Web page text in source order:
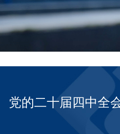
党的二十届四中全